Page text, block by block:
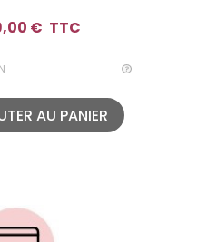
€ TTC
AU PANIER